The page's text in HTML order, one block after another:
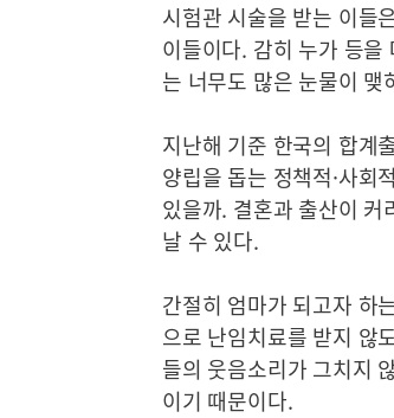
시험관 시술을 받는 이들
이들이다. 감히 누가 등
는 너무도 많은 눈물이 맺
지난해 기준 한국의 합계
양립을 돕는 정책적·사회
있을까. 결혼과 출산이
날 수 있다.
간절히 엄마가 되고자 하
으로 난임치료를 받지 않
들의 웃음소리가 그치지
이기 때문이다.